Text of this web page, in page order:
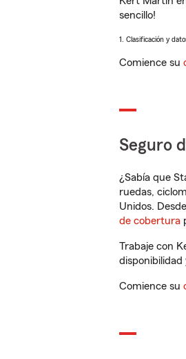
sencillo!
1. Clasificación y
Comience su
Seguro
¿Sabía que
ruedas,
Unidos.
de cobertura
Trabaje con
disponibilidad
Comience su